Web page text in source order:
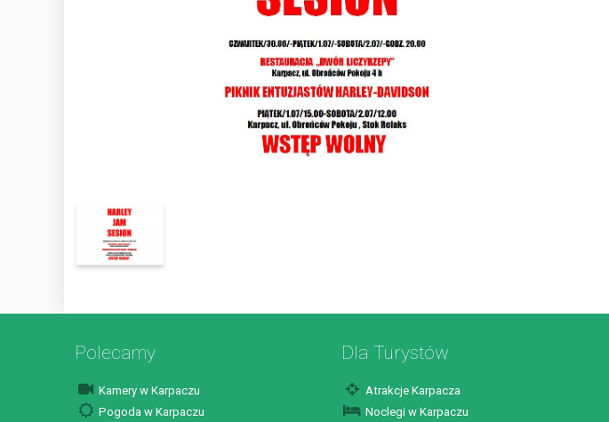
Polecamy
Kamery w Karpaczu
Pogoda w Karpaczu
Dla Turystów
Atrakcje Karpacza
Noclegi w Karpaczu